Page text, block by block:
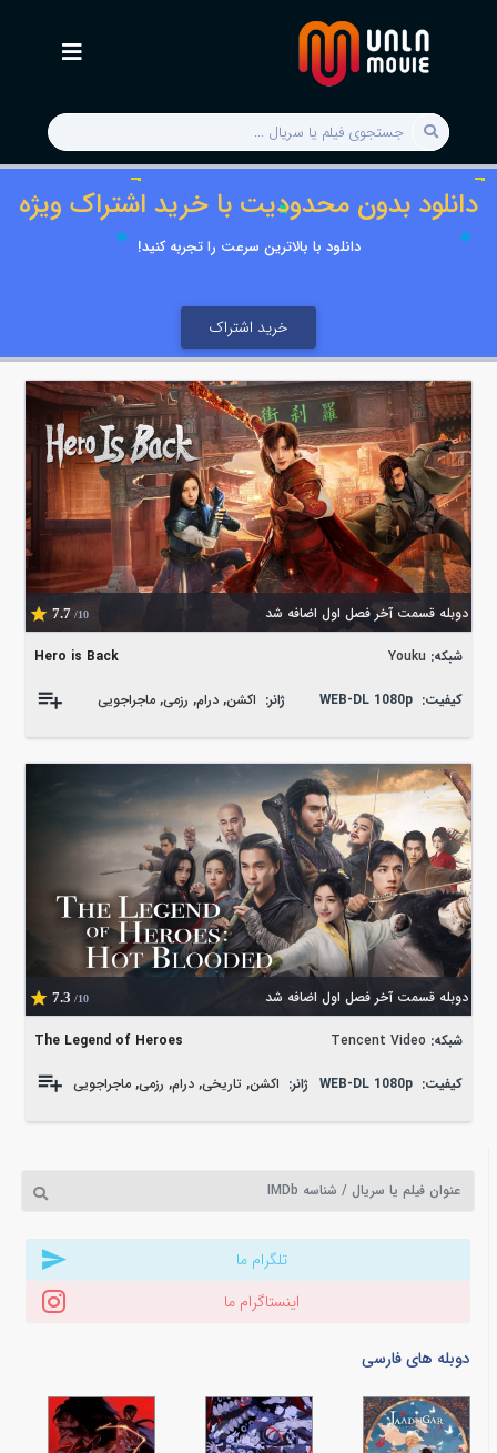
دانلود بدون محدودیت با خرید اشتراک ویژه
دانلود با بالاترین سرعت را تجربه کنید!
خرید اشتراک
دوبله قسمت آخر فصل اول اضافه شد 7.7 /10
Hero is Back شبکه: Youku
کیفیت: WEB-DL 1080p ژانر: اکشن,درام, رزمی,ماجراجویی
دوبله قسمت آخر فصل اول اضافه شد 7.3 /10
The Legend of Heroes شبکه: Tencent Video
کیفیت: WEB-DL 1080p ژانر: اکشن, تاریخی, درام, رزمی, ماجراجویی
تلگرام ما
اینستاگرام ما
دوبله های فارسی